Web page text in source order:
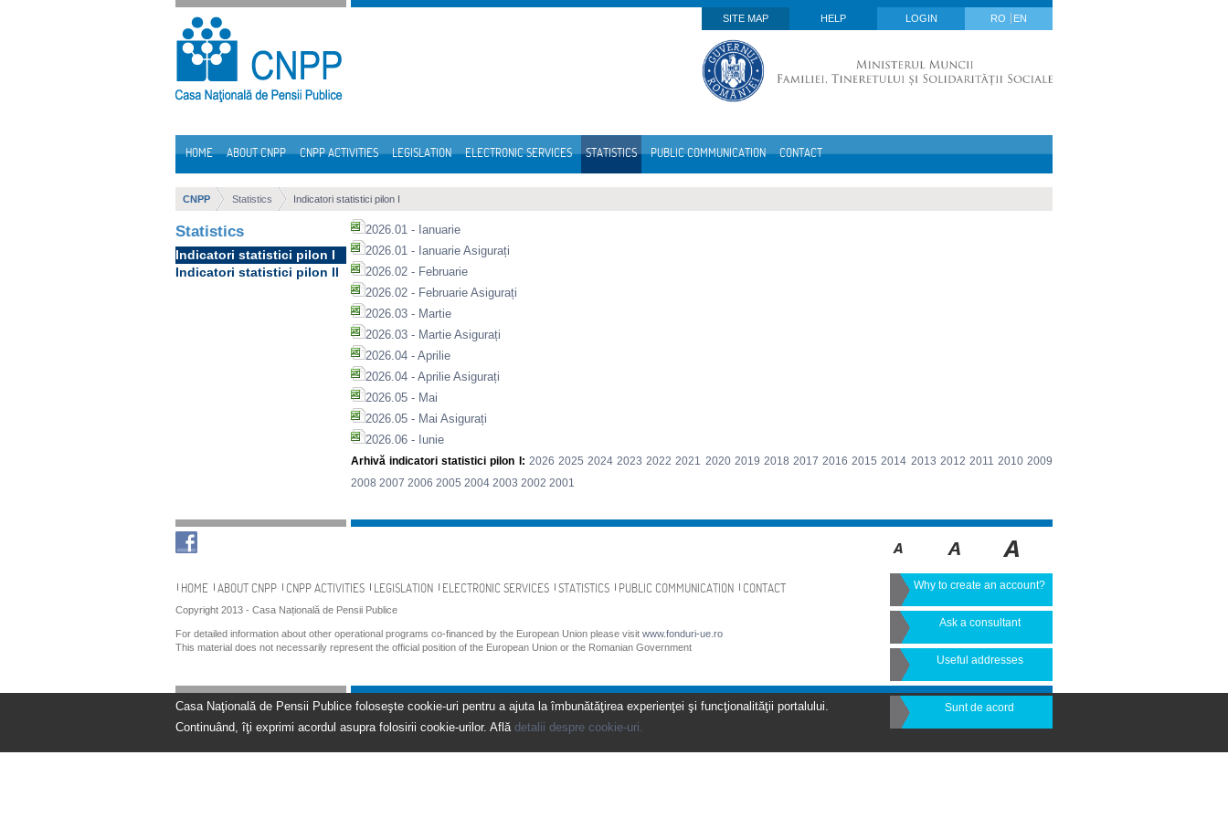
Skip to Content
SITE MAP
HELP LOGIN RO EN
HOME ABOUT CNPP CNPP ACTIVITIES LEGISLATION ELECTRONIC SERVICES STATISTICS PUBLIC COMMUNICATION CONTACT
CNPP Statistics Indicatori statistici pilon I
Statistics
Indicatori statistici pilon I
Indicatori statistici pilon II
2026.01 - Ianuarie
2026.01 - Ianuarie Asigurați
2026.02 - Februarie
2026.02 - Februarie Asigurați
2026.03 - Martie
2026.03 - Martie Asigurați
2026.04 - Aprilie
2026.04 - Aprilie Asigurați
2026.05 - Mai
2026.05 - Mai Asigurați
2026.06 - Iunie
Arhivă indicatori statistici pilon I: 2026 2025 2024 2023 2022 2021 2020 2019 2018 2017 2016 2015 2014 2013 2012 2011 2010 2009
2008 2007 2006 2005 2004 2003 2002 2001
Navigation
HOME ABOUT CNPP CNPP ACTIVITIES LEGISLATION ELECTRONIC SERVICES STATISTICS PUBLIC COMMUNICATION CONTACT
Copyright 2013 - Casa Națională de Pensii Publice
For detailed information about other operational programs co-financed by the European Union please visit www.fonduri-ue.ro
This material does not necessarily represent the official position of the European Union or the Romanian Government
Why to create an account?
Ask a consultant
Useful addresses
Casa Naţională de Pensii Publice foloseşte cookie-uri pentru a ajuta la îmbunătăţirea experienţei şi funcţionalităţii portalului.
Continuând, îţi exprimi acordul asupra folosirii cookie-urilor. Află detalii despre cookie-uri.
Sunt de acord